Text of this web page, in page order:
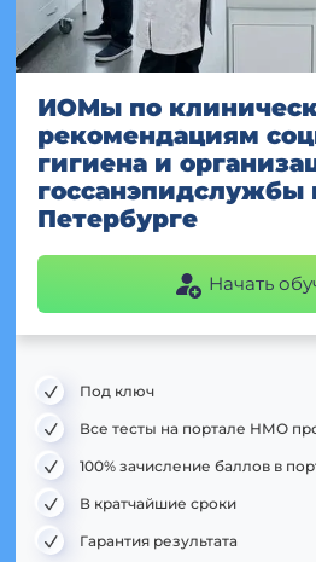
ИОМы по
рекомендациям
гигиена и
госсанэпидслужбы
Петербурге
Начать
Под ключ
Все тесты на портале НМО
100% зачисление баллов в
В кратчайшие сроки
Гарантия результата